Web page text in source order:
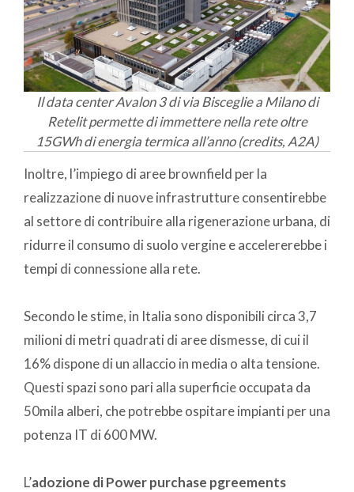
Il data center Avalon 3 di via Bisceglie a Milano di
Retelit permette di immettere nella rete oltre
15GWh di energia termica all’anno (credits, A2A)
Inoltre, l’impiego di aree brownfield per la
realizzazione di nuove infrastrutture consentirebbe
al settore di contribuire alla rigenerazione urbana, di
ridurre il consumo di suolo vergine e accelererebbe i
tempi di connessione alla rete.
Secondo le stime, in Italia sono disponibili circa 3,7
milioni di metri quadrati di aree dismesse, di cui il
16% dispone di un allaccio in media o alta tensione.
Questi spazi sono pari alla superficie occupata da
50mila alberi, che potrebbe ospitare impianti per una
potenza IT di 600 MW.
L’adozione di Power purchase pgreements